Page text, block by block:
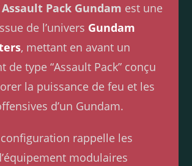
Assault Pack Gundam est une
de l’univers Gundam
, mettant en avant un
de type “Assault Pack” conçu
la puissance de feu et les
d’un Gundam.
rappelle les
modulaires